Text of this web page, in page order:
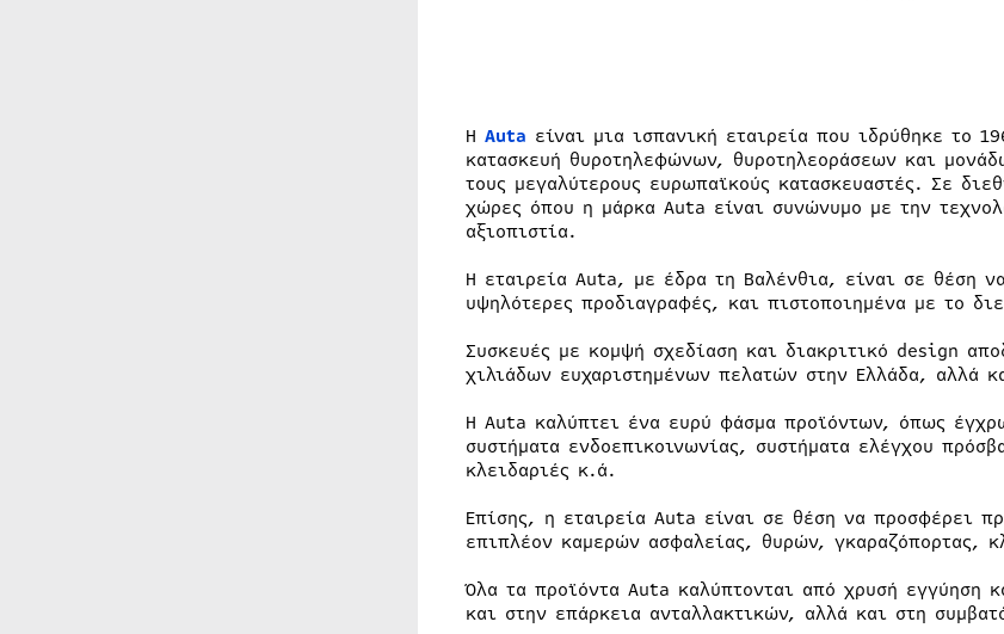
Η Auta είναι μια ισπανική εταιρεία που ιδρύθηκε το
κατασκευή θυροτηλεφώνων, θυροτηλεοράσεων και
τους μεγαλύτερους ευρωπαϊκούς κατασκευαστές. Σε
χώρες όπου η μάρκα Auta είναι συνώνυμο με την
αξιοπιστία.
Η εταιρεία Auta, με έδρα τη Βαλένθια, είναι σε θέση
υψηλότερες προδιαγραφές, και πιστοποιημένα με το
Συσκευές με κομψή σχεδίαση και διακριτικό design
χιλιάδων ευχαριστημένων πελατών στην Ελλάδα, αλλά
Η Auta καλύπτει ένα ευρύ φάσμα προϊόντων, όπως
συστήματα ενδοεπικοινωνίας, συστήματα ελέγχου
κλειδαριές κ.ά.
Επίσης, η εταιρεία Auta είναι σε θέση να προσφέρει
επιπλέον καμερών ασφαλείας, θυρών, γκαραζόπορτας,
Όλα τα προϊόντα Auta καλύπτονται από χρυσή εγγύηση
και στην επάρκεια ανταλλακτικών, αλλά και στη